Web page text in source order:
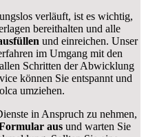
verläuft, ist es wichtig,
bereithalten und alle
und einreichen. Unser
im Umgang mit den
Schritten der Abwicklung
können Sie entspannt und
umziehen.
in Anspruch zu nehmen,
ausund warten Sie